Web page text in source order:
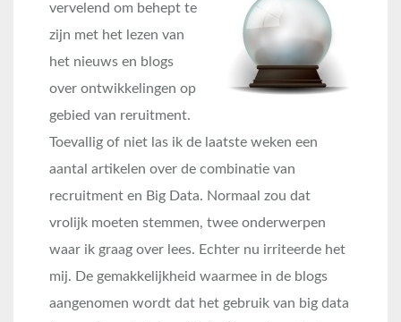
vervelend om behept te
zijn met het lezen van
het nieuws en blogs
over ontwikkelingen op
gebied van reruitment.
Toevallig of niet las ik de laatste weken een
aantal artikelen over de combinatie van
recruitment en Big Data. Normaal zou dat
vrolijk moeten stemmen, twee onderwerpen
waar ik graag over lees. Echter nu irriteerde het
mij. De gemakkelijkheid waarmee in de blogs
aangenomen wordt dat het gebruik van big data